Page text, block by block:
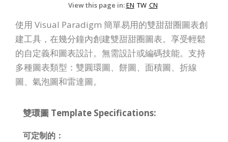
View this page in:EN TW CN
使用 Visual Paradigm 簡單易用的雙甜甜圈圖表創
建工具，在幾分鐘內創建雙甜甜圈圖表。享受輕鬆
的自定義和圖表設計。無需設計或編碼技能。支持
多種圖表類型：雙圓環圖、餅圖、面積圖、折線
圖、氣泡圖和雷達圖。
雙環圖 Template Specifications:
可定制的：